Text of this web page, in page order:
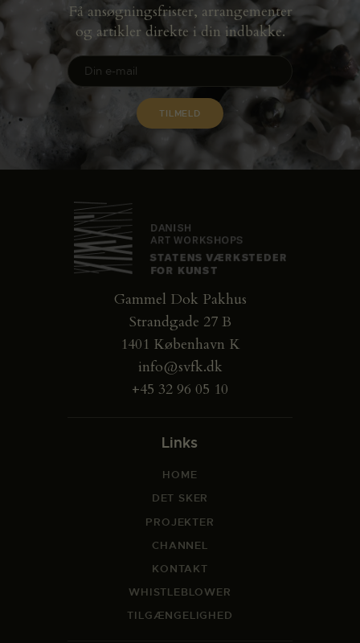
Få ansøgningsfrister, arrangementer
og artikler direkte i din indbakke.
Gammel Dok Pakhus
Strandgade 27 B
1401 København K
info@svfk.dk
+45 32 96 05 10
Links
HOME
DET SKER
PROJEKTER
CHANNEL
KONTAKT
WHISTLEBLOWER
TILGÆNGELIGHED